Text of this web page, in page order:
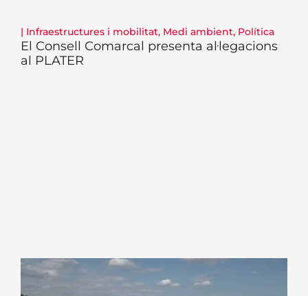
| Infraestructures i mobilitat, Medi ambient, Política
El Consell Comarcal presenta al·legacions
al PLATER